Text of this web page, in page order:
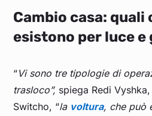
Cambio casa: quali
esistono per luce e
“Vi sono tre tipologie di
trasloco”, spiega Redi
Switcho, “la voltura, che può